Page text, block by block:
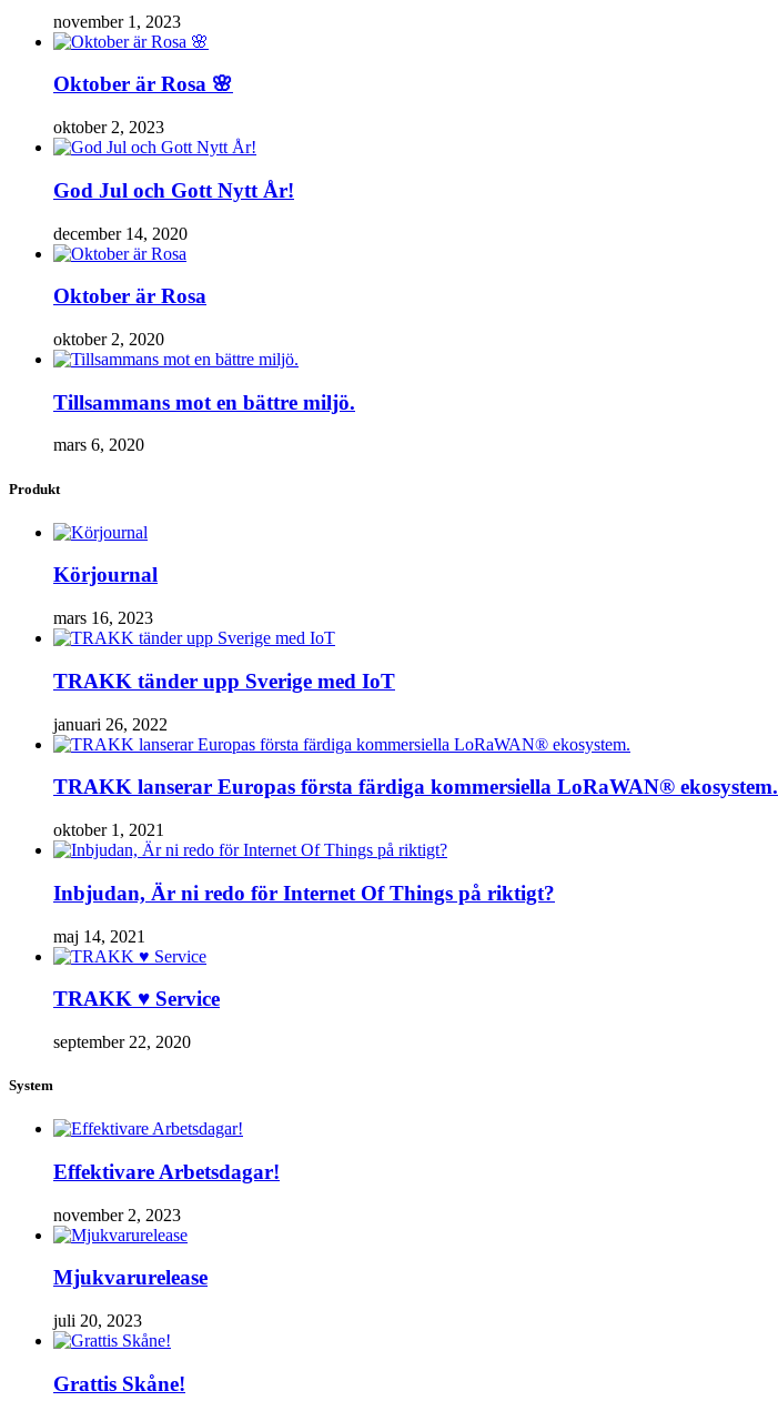
november 1, 2023
Oktober är Rosa 🌸
oktober 2, 2023
God Jul och Gott Nytt År!
december 14, 2020
Oktober är Rosa
oktober 2, 2020
Tillsammans mot en bättre miljö.
mars 6, 2020
Produkt
Körjournal
mars 16, 2023
TRAKK tänder upp Sverige med IoT
januari 26, 2022
TRAKK lanserar Europas första färdiga kommersiella LoRaWAN® ekosystem.
oktober 1, 2021
Inbjudan, Är ni redo för Internet Of Things på riktigt?
maj 14, 2021
TRAKK ♥ Service
september 22, 2020
System
Effektivare Arbetsdagar!
november 2, 2023
Mjukvarurelease
juli 20, 2023
Grattis Skåne!